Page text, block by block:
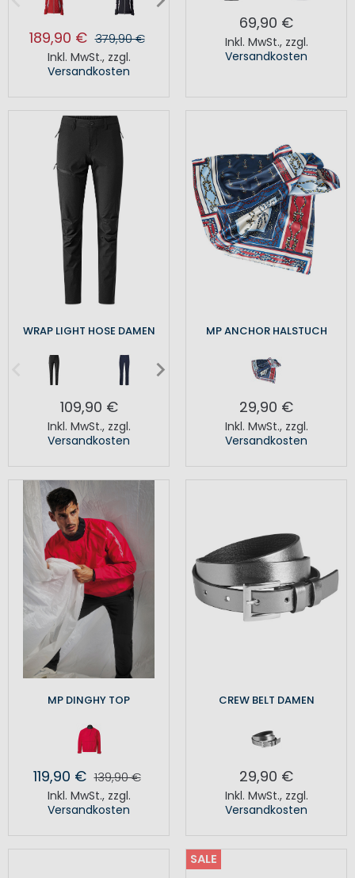
189,90 € 379,90 €
Inkl. MwSt., zzgl.
Versandkosten
69,90 €
Inkl. MwSt., zzgl.
Versandkosten
WRAP LIGHT HOSE DAMEN
109,90 €
Inkl. MwSt., zzgl.
Versandkosten
MP ANCHOR HALSTUCH
29,90 €
Inkl. MwSt., zzgl.
Versandkosten
MP DINGHY TOP
119,90 € 139,90 €
Inkl. MwSt., zzgl.
Versandkosten
CREW BELT DAMEN
29,90 €
Inkl. MwSt., zzgl.
Versandkosten
SALE